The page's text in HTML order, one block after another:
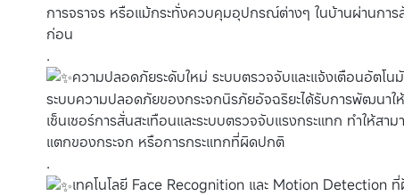
การจราจร หรือแม้กระทั่งควบคุมอุปกรณ์ต่างๆ ในบ้านผ่านกา
ก่อน
.
ความปลอดภัยระดับใหม่ ระบบตรวจจับและแจ้งเตือนอัตโน
ระบบความปลอดภัยของกระจกนิรภัยอัจฉริยะได้รับการพัฒนา
เซ็นเซอร์การสั่นสะเทือนและระบบตรวจจับแรงกระแทก ทำให้
แตกของกระจก หรือการกระแทกที่ผิดปกติ
.
เทคโนโลยี Face Recognition และ Motion Detection